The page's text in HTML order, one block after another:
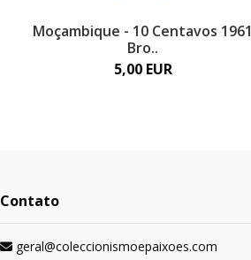
Moçambique - 10 Centavos 1961
Bro..
5,00 EUR
Contato
geral@coleccionismoepaixoes.com